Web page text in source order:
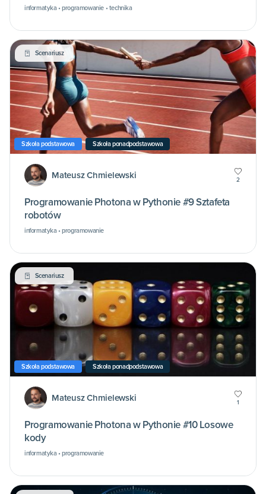
informatyka • programowanie • technika
Scenariusz
Szkoła podstawowa Szkoła ponadpodstawowa
Mateusz Chmielewski 2
Programowanie Photona w Pythonie #9 Sztafeta
robotów
informatyka • programowanie
Scenariusz
Szkoła podstawowa Szkoła ponadpodstawowa
Mateusz Chmielewski 1
Programowanie Photona w Pythonie #10 Losowe
kody
informatyka • programowanie